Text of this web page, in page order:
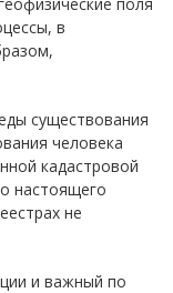
в
существования
человека
кадастровой
настоящего
не
и важный по